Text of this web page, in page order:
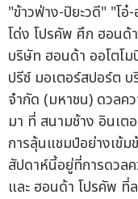
"ข้าวฟ่าง-ปิยะวดี" "โ
โด่ง โปรคัพ ศึก ฮอนด้
บริษัท ฮอนด้า ออโตโ
ปรีซ์ มอเตอร์สปอร์ต
จำกัด (มหาชน) ดวลค
มา ที่ สนามช้าง อินเต
การลุ้นแชมป์อย่างเข้
สัปดาห์นี้อยู่ที่การดวล
และ ฮอนด้า โปรคัพ ที่